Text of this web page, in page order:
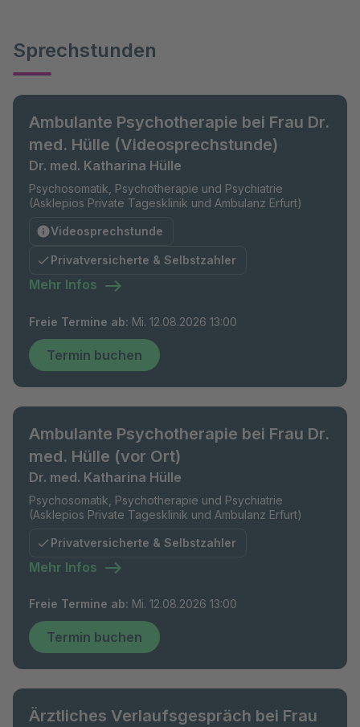
Sprechstunden
Ambulante Psychotherapie bei Frau Dr.
med. Hülle (Videosprechstunde)
Dr. med. Katharina Hülle
Psychosomatik, Psychotherapie und Psychiatrie
(Asklepios Private Tagesklinik und Ambulanz Erfurt)
Videosprechstunde
Privatversicherte & Selbstzahler
Mehr Infos
Freie Termine ab: Mi. 12.08.2026 13:00
Termin buchen
Ambulante Psychotherapie bei Frau Dr.
med. Hülle (vor Ort)
Dr. med. Katharina Hülle
Psychosomatik, Psychotherapie und Psychiatrie
(Asklepios Private Tagesklinik und Ambulanz Erfurt)
Privatversicherte & Selbstzahler
Mehr Infos
Freie Termine ab: Mi. 12.08.2026 13:00
Termin buchen
Ärztliches Verlaufsgespräch bei Frau